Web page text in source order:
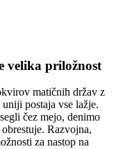
velika priložnost
matičnih držav z
postaja vse lažje.
čez mejo, denimo
Razvojna,
za nastop na